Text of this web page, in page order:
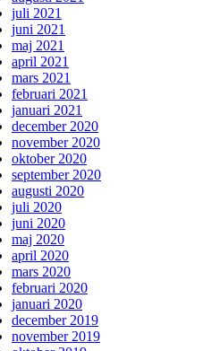
juli 2021
juni 2021
maj 2021
april 2021
mars 2021
februari 2021
januari 2021
december 2020
november 2020
oktober 2020
september 2020
augusti 2020
juli 2020
juni 2020
maj 2020
april 2020
mars 2020
februari 2020
januari 2020
december 2019
november 2019